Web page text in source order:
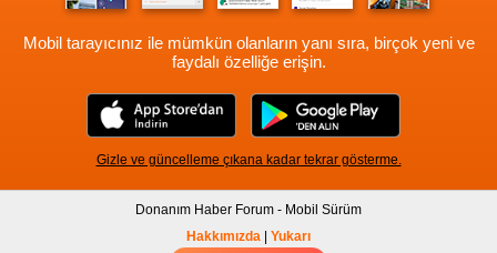
Mobil tarayıcınız ile mümkün olanların yanı sıra, birçok yeni ve
faydalı özelliğe erişin.
Gizle ve güncelleme çıkana kadar tekrar gösterme.
Donanım Haber Forum - Mobil Sürüm
Hakkımızda | Yukarı